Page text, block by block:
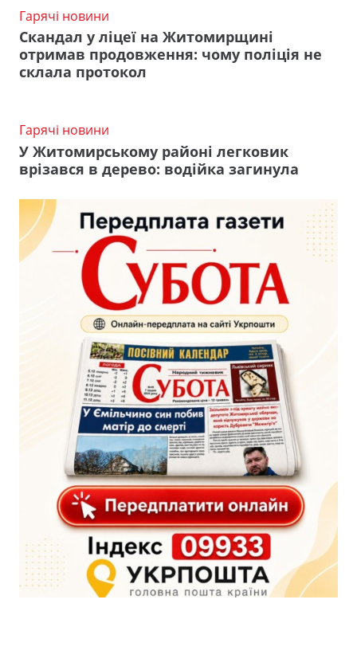
Гарячі новини
Скандал у ліцеї на Житомирщині
отримав продовження: чому поліція не
склала протокол
Гарячі новини
У Житомирському районі легковик
врізався в дерево: водійка загинула